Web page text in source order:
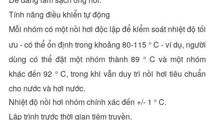
Tính năng điều khiển tự động
Mỗi nhóm có một nồi hơi độc lập để kiểm soát nhiệt độ tối
ưu - có thể ổn định trong khoảng 80-115 ° C - ví dụ, người
dùng có thể đặt một nhóm thành 89 ° C và một nhóm
khác đến 92 ° C, trong khi vẫn duy trì nồi hơi tiêu chuẩn
cho nước và hơi nước.
Nhiệt độ nồi hơi nhóm chính xác đến +/- 1 ° C.
Lập trình trước thời gian tiêm truyền.